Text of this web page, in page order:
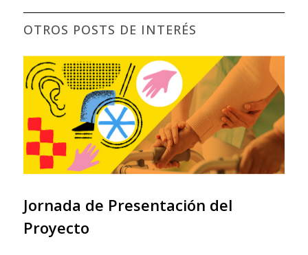
OTROS POSTS DE INTERÉS
Jornada de Presentación del
Proyecto